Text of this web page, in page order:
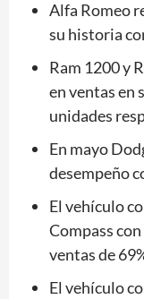
Alfa Romeo
su historia
Ram 1200 y
en ventas en
unidades
En mayo
desempeño
El vehículo
Compass
ventas de
El vehículo